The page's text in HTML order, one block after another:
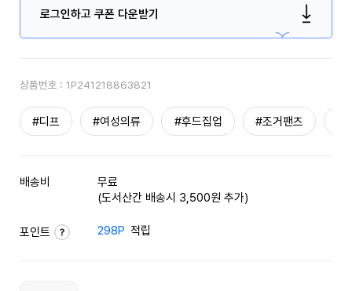
로그인하고 쿠폰 다운받기
상품번호 : 1P241218863821
#디프 #여성의류 #후드집업 #조거팬츠
배송비
무료
(도서산간 배송시 3,500원 추가)
포인트 298P 적립